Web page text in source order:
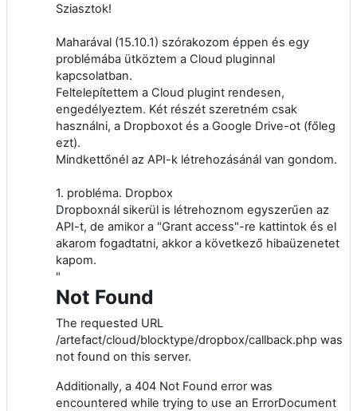
Sziasztok!
Maharával (15.10.1) szórakozom éppen és egy
problémába ütköztem a Cloud pluginnal
kapcsolatban.
Feltelepítettem a Cloud plugint rendesen,
engedélyeztem. Két részét szeretném csak
használni, a Dropboxot és a Google Drive-ot (főleg
ezt).
Mindkettőnél az API-k létrehozásánál van gondom.
1. probléma. Dropbox
Dropboxnál sikerül is létrehoznom egyszerűen az
API-t, de amikor a "Grant access"-re kattintok és el
akarom fogadtatni, akkor a következő hibaüzenetet
kapom.
"
Not Found
The requested URL
/artefact/cloud/blocktype/dropbox/callback.php was
not found on this server.
Additionally, a 404 Not Found error was
encountered while trying to use an ErrorDocument